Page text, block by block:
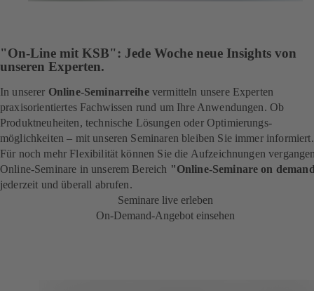
"On-Line mit KSB": Jede Woche neue Insights von
unseren Experten.
In unserer Online-Seminarreihevermitteln unsere Experten
praxisorientiertes Fachwissen rund um Ihre Anwendungen. Ob
Produktneuheiten, technische Lösungen oder Optimierungs­
möglichkeiten – mit unseren Seminaren bleiben Sie immer
Für noch mehr Flexibilität können Sie die Aufzeichnungen
Online-Seminare in unserem Bereich "Online-Seminare on
jederzeit und überall abrufen.
Seminare live erleben
On-Demand-Angebot einsehen